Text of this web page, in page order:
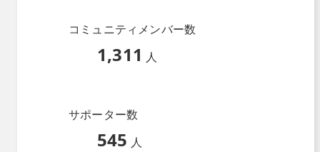
コミュニティメンバー数
1,311 人
サポーター数
545 人